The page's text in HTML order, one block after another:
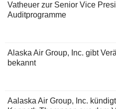
Vatheuer zur Senior Vice
Auditprogramme
Alaska Air Group, Inc. gibt
bekannt
Aalaska Air Group, Inc.